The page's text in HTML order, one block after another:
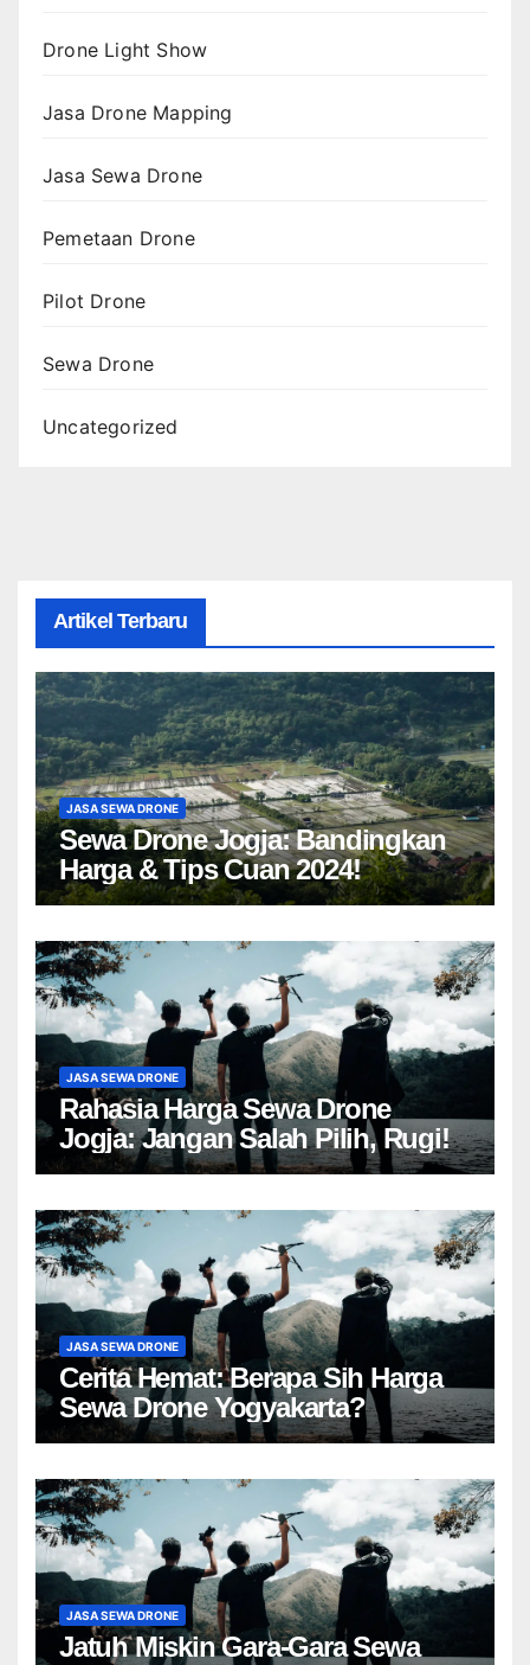
Drone Light Show
Jasa Drone Mapping
Jasa Sewa Drone
Pemetaan Drone
Pilot Drone
Sewa Drone
Uncategorized
Artikel Terbaru
JASA SEWA DRONE
Sewa Drone Jogja: Bandingkan
Harga & Tips Cuan 2024!
JASA SEWA DRONE
Rahasia Harga Sewa Drone
Jogja: Jangan Salah Pilih, Rugi!
JASA SEWA DRONE
Cerita Hemat: Berapa Sih Harga
Sewa Drone Yogyakarta?
JASA SEWA DRONE
Jatuh Miskin Gara-Gara Sewa